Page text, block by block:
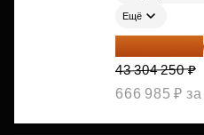
Ещё
29 013 848 ₽
43 304 250 ₽
666 985 ₽ за